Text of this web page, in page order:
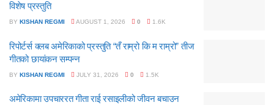
विशेष प्रस्तुति
BY KISHAN REGMI AUGUST 1, 2026 0 1.6K
रिपोर्टर्स क्लब अमेरिकाको प्रस्तुति “तँ राम्रो कि म राम्रो” तीज
गीतको छायांकन सम्पन्न
BY KISHAN REGMI JULY 31, 2026 0 1.5K
अमेरिकामा उपचाररत गीता राई रसाइलीको जीवन बचाउन